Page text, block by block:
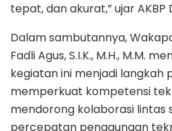
tepat, dan akurat,” ujar AKBP
Dalam sambutannya,
Fadli Agus, S.I.K., M.H., M.M.
kegiatan ini menjadi langkah
memperkuat kompetensi
mendorong kolaborasi lintas
percepatan penggunaan